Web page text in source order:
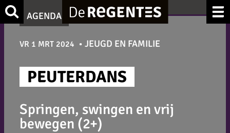
Ga
naar
Zoek
AGENDA
VR 1 MRT 2024 JEUGD EN FAMILIE
PEUTERDANS
Springen, swingen en vrij
bewegen (2+)